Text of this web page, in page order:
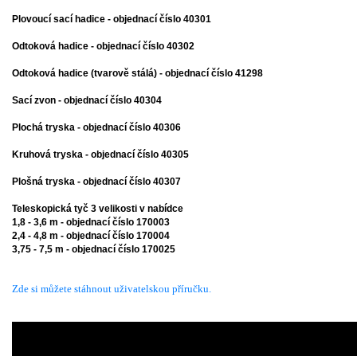
Plovoucí sací hadice - objednací číslo 40301
Odtoková hadice - objednací číslo 40302
Odtoková hadice (tvarově stálá) - objednací číslo 41298
Sací zvon - objednací číslo 40304
Plochá tryska - objednací číslo 40306
Kruhová tryska - objednací číslo 40305
Plošná tryska - objednací číslo 40307
Teleskopická tyč 3 velikosti v nabídce
1,8 - 3,6 m - objednací číslo 170003
2,4 - 4,8 m - objednací číslo 170004
3,75 - 7,5 m - objednací číslo 170025
Zde si můžete stáhnout uživatelskou příručku.